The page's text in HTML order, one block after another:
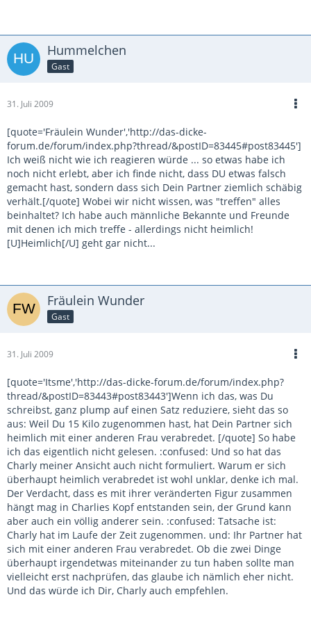
Hummelchen
Gast
31. Juli 2009
[quote='Fräulein Wunder','http://das-dicke-
forum.de/forum/index.php?thread/&postID=83445#post83445']
Ich weiß nicht wie ich reagieren würde ... so etwas habe ich
noch nicht erlebt, aber ich finde nicht, dass DU etwas falsch
gemacht hast, sondern dass sich Dein Partner ziemlich schäbig
verhält.[/quote] Wobei wir nicht wissen, was "treffen" alles
beinhaltet? Ich habe auch männliche Bekannte und Freunde
mit denen ich mich treffe - allerdings nicht heimlich!
[U]Heimlich[/U] geht gar nicht...
Fräulein Wunder
Gast
31. Juli 2009
[quote='Itsme','http://das-dicke-forum.de/forum/index.php?
thread/&postID=83443#post83443']Wenn ich das, was Du
schreibst, ganz plump auf einen Satz reduziere, sieht das so
aus: Weil Du 15 Kilo zugenommen hast, hat Dein Partner sich
heimlich mit einer anderen Frau verabredet. [/quote] So habe
ich das eigentlich nicht gelesen. :confused: Und so hat das
Charly meiner Ansicht auch nicht formuliert. Warum er sich
überhaupt heimlich verabredet ist wohl unklar, denke ich mal.
Der Verdacht, dass es mit ihrer veränderten Figur zusammen
hängt mag in Charlies Kopf entstanden sein, der Grund kann
aber auch ein völlig anderer sein. :confused: Tatsache ist:
Charly hat im Laufe der Zeit zugenommen. und: Ihr Partner hat
sich mit einer anderen Frau verabredet. Ob die zwei Dinge
überhaupt irgendetwas miteinander zu tun haben sollte man
vielleicht erst nachprüfen, das glaube ich nämlich eher nicht.
Und das würde ich Dir, Charly auch empfehlen.